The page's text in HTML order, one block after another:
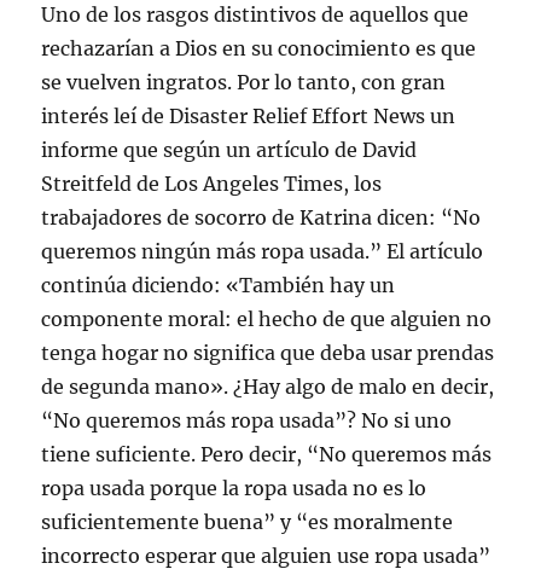
Uno de los rasgos distintivos de aquellos que
rechazarían a Dios en su conocimiento es que
se vuelven ingratos. Por lo tanto, con gran
interés leí de Disaster Relief Effort News un
informe que según un artículo de David
Streitfeld de Los Angeles Times, los
trabajadores de socorro de Katrina dicen: “No
queremos ningún más ropa usada.” El artículo
continúa diciendo: «También hay un
componente moral: el hecho de que alguien no
tenga hogar no significa que deba usar prendas
de segunda mano». ¿Hay algo de malo en decir,
“No queremos más ropa usada”? No si uno
tiene suficiente. Pero decir, “No queremos más
ropa usada porque la ropa usada no es lo
suficientemente buena” y “es moralmente
incorrecto esperar que alguien use ropa usada”